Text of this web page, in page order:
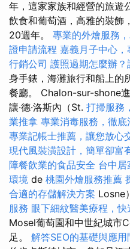
年，這家家族和經營的旅遊
飲食和葡萄酒，高雅的裝飾
20週年。 專業的外燴服務
證申請流程 嘉義月子中心
行銷公司 護照過期怎麼辦？
身手錶，海灘旅行和船上的
餐廳。 Chalon-sur-shone
讓·德·洛斯內（St. 打掃服務
業推拿 專業消毒服務，徹
專業記帳士推薦，讓您放心
現代風裝潢設計，簡單卻富
障餐飲業的食品安全 台中
環境 de 桃園外燴服務推薦
合適的存儲解決方案 Losne
服務 眼下細紋醫美療程，
Mosel葡萄園和中世紀城市
足。 解答SEO的基礎與應用